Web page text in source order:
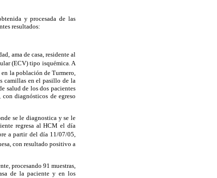
y procesada de las
resultados:
ama de casa, residente al
(ECV) tipo isquémica. A
en la población de Turmero,
camillas en el pasillo de la
salud de los dos pacientes
diagnósticos de egreso
se le diagnostica y se le
regresa al HCM el día
a partir del día 11/07/05,
con resultado positivo a
procesando 91 muestras,
de la paciente y en los